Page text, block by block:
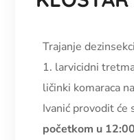
Trajanje
1. larvicidni
ličinki komaraca
Ivanić provodit će
početkom u